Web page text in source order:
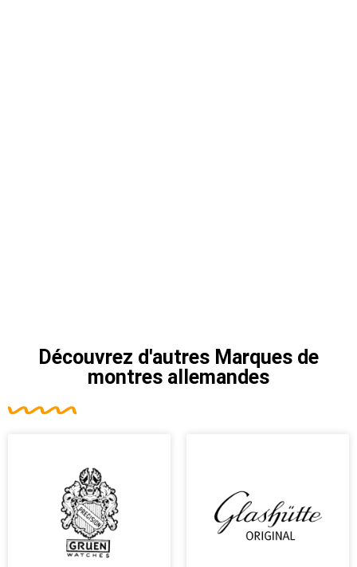
Découvrez d'autres Marques de
montres allemandes